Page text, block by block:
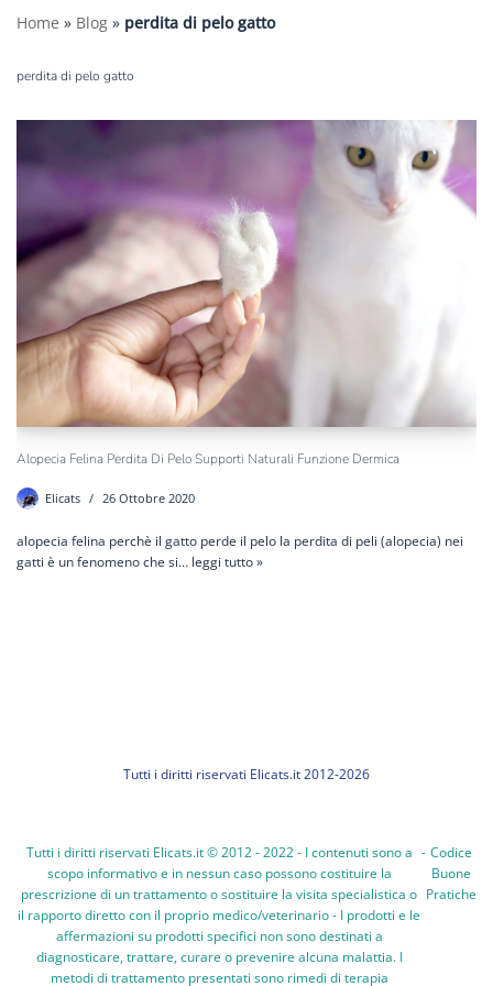
Home » Blog » perdita di pelo gatto
perdita di pelo gatto
Alopecia Felina Perdita Di Pelo Supporti Naturali Funzione Dermica
Elicats 26 Ottobre 2020
alopecia felina perchè il gatto perde il pelo la perdita di peli (alopecia) nei
gatti è un fenomeno che si… leggi tutto »
Tutti i diritti riservati Elicats.it 2012-2026
Tutti i diritti riservati Elicats.it © 2012 - 2022 - I contenuti sono a
scopo informativo e in nessun caso possono costituire la
prescrizione di un trattamento o sostituire la visita specialistica o
il rapporto diretto con il proprio medico/veterinario - I prodotti e le
affermazioni su prodotti specifici non sono destinati a
diagnosticare, trattare, curare o prevenire alcuna malattia. I
metodi di trattamento presentati sono rimedi di terapia
- Codice
Buone
Pratiche